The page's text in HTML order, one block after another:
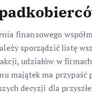
finansowego
sporządzić listę
udziałów w
majątek ma przypaść
decyzji dla